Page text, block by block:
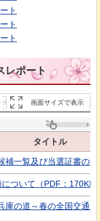
ト
ト
ト
レポート
画面サイズで表示
タイトル
補一覧及び当選証書の
ついて（PDF：170KB
庫の道～春の全国交通